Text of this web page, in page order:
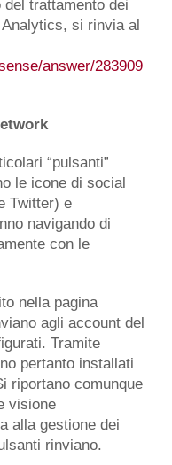
trattamento dei
si rinvia al
answer/283909
“pulsanti”
le icone di social
Twitter) e
navigando di
con le
nella pagina
agli account del
Tramite
pertanto installati
riportano comunque
visione
alla gestione dei
rinviano.